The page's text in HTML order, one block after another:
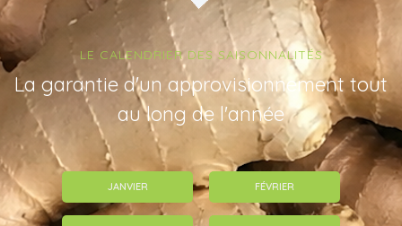
LE CALENDRIER DES SAISONNALITÉS
La garantie d'un approvisionnement tout
au long de l'année
JANVIER FÉVRIER